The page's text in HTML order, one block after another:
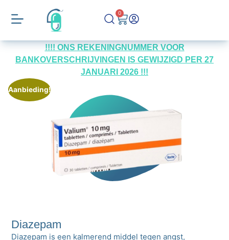
0
!!!! ONS REKENINGNUMMER VOOR
BANKOVERSCHRIJVINGEN IS GEWIJZIGD PER 27
JANUARI 2026 !!!
Aanbieding!
Diazepam
Diazepam is een kalmerend middel tegen angst,